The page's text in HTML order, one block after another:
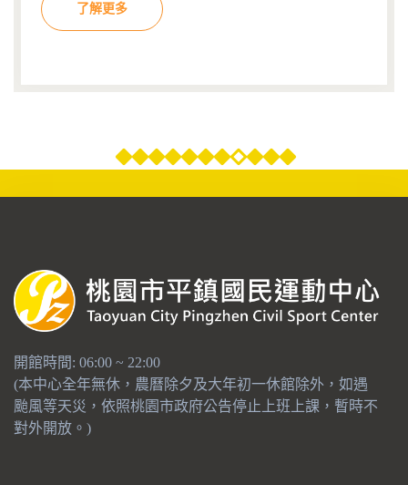
了解更多
開館時間: 06:00 ~ 22:00
(本中心全年無休，農曆除夕及大年初一休館除外，如遇
颱風等天災，依照桃園市政府公告停止上班上課，暫時不
對外開放。)